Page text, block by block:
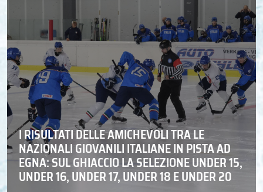
I RISULTATI DELLE AMICHEVOLI TRA LE
NAZIONALI GIOVANILI ITALIANE IN PISTA AD
EGNA: SUL GHIACCIO LA SELEZIONE UNDER 15,
UNDER 16, UNDER 17, UNDER 18 E UNDER 20